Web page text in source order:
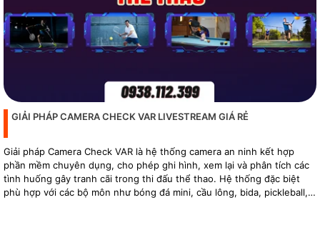
GIẢI PHÁP CAMERA CHECK VAR LIVESTREAM GIÁ RẺ
Giải pháp Camera Check VAR là hệ thống camera an ninh kết hợp
phần mềm chuyên dụng, cho phép ghi hình, xem lại và phân tích các
tình huống gây tranh cãi trong thi đấu thể thao. Hệ thống đặc biệt
phù hợp với các bộ môn như bóng đá mini, cầu lông, bida, pickleball,